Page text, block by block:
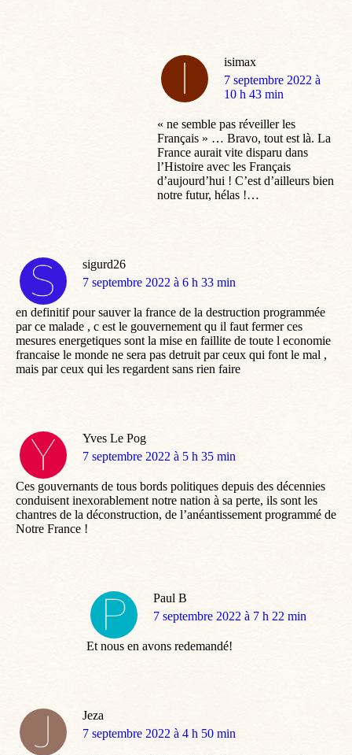
isimax
dit
:
7 septembre 2022 à
10 h 43 min
« ne semble pas réveiller les
Français » … Bravo, tout est là. La
France aurait vite disparu dans
l’Histoire avec les Français
d’aujourd’hui ! C’est d’ailleurs bien
notre futur, hélas !…
sigurd26
dit
7 septembre 2022 à 6 h 33 min
en definitif pour sauver la france de la destruction programmée
par ce malade , c est le gouvernement qu il faut fermer ces
mesures energetiques sont la mise en faillite de toute l economie
francaise le monde ne sera pas detruit par ceux qui font le mal ,
mais par ceux qui les regardent sans rien faire
Yves Le Pog
dit
7 septembre 2022 à 5 h 35 min
Ces gouvernants de tous bords politiques depuis des décennies
conduisent inexorablement notre nation à sa perte, ils sont les
chantres de la déconstruction, de l’anéantissement programmé de
Notre France !
Paul B
dit
7 septembre 2022 à 7 h 22 min
Et nous en avons redemandé!
Jeza
dit
7 septembre 2022 à 4 h 50 min